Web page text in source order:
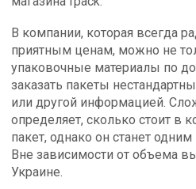
В компании, которая всегда
приятным ценам, можно не
упаковочные материалы по
заказать пакеты
или другой информацией.
определяет, сколько стоит в
пакет, однако он станет
Вне зависимости от объема
Украине.